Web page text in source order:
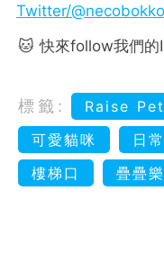
Twitter/@necobokko
🐱 快來follow我們的
標籤: Raise
可愛貓咪
日
樓梯口
疊疊樂